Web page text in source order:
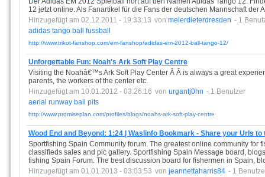
12 jetzt online. Als Fanartikel für die Fans der deutschen Mannschaft der
Hinzugefügt am 02.12.2011 - 19:33:13 von meierdieterdresden - 1
adidas tango ball fussball
http://www.trikot-fanshop.com/em-fanshop/adidas-em-2012-ball-tango-12/
Unforgettable Fun: Noah's Ark Soft Play Centre
Visiting the Noahâ€™s Ark Soft Play Center Â Â is always a great
parents, the workers of the center etc.
Hinzugefügt am 10.01.2012 - 03:26:16 von urgantj0hn - 1 Benutzer
aerial runway ball pits
http://www.promiseplan.com/profiles/blogs/noahs-ark-soft-play-centre
Wood End and Beyond: 1:24 | Waslinfo Bookmark - Share your Urls to
Sportfishing Spain Community forum. The greatest online community for
classifieds sales and pic gallery. Sportfishing Spain Message board,
fishing Spain Forum. The best discussion board for fishermen in Spain,
Hinzugefügt am 01.01.2013 - 03:03:53 von jeannettaharris84 - 1